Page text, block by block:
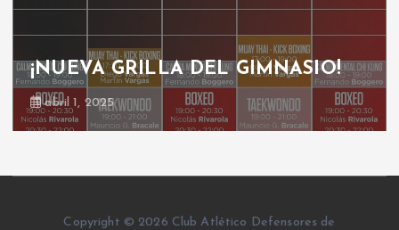
¡NUEVA GRILLA DEL GIMNASIO!
abril 1, 2025
Copyright © 2026 Club Atlético Defensores de